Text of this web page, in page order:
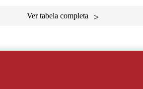
Ver tabela completa >